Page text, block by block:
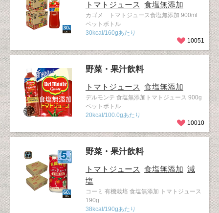
トマトジュース 食塩無添加
カゴメ トマトジュース食塩無添加 900ml
ペットボトル
30kcal/160gあたり
10051
野菜・果汁飲料
トマトジュース 食塩無添加
デルモンテ 食塩無添加トマトジュース 900g
ペットボトル
20kcal/100.0gあたり
10010
野菜・果汁飲料
トマトジュース 食塩無添加 減
塩
コーミ 有機栽培 食塩無添加 トマトジュース
190g
38kcal/190gあたり